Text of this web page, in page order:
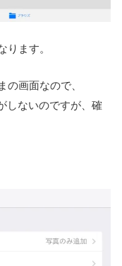
ります。
画面なので、
しないのですが、確